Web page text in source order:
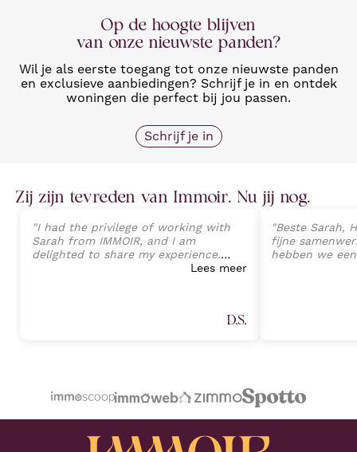
Op de hoogte blijven
van onze nieuwste panden?
Wil je als eerste toegang tot onze nieuwste panden
en exclusieve aanbiedingen? Schrijf je in en ontdek
woningen die perfect bij jou passen.
Schrijf je in
Zij zijn tevreden van Immoir. Nu jij nog.
"I had the privilege of working with
Sarah from IMMOIR, and I am
delighted to share my experience.
Sarah exhibited an exceptional level
Lees meer
D.S.
"Beste Sarah,
fijne
hebben we